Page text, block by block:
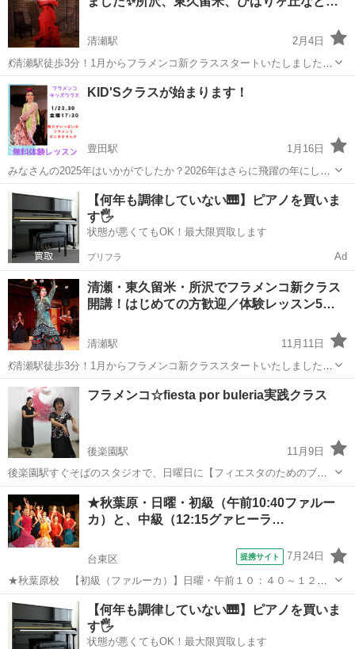
と感じたことのないような体の感覚や世界...
清瀬駅
2月4日
💃清瀬駅徒歩3分！1月からフラメンコ新クラススタートいたしました！
セビジャーナスというスペインの春祭りで踊られる曲を習ってみませ
んか？身体も気分もあたたかくなりますよ。 クラスは始まったばかり
なので少人数制。ゆっくりしっ...
東京 清瀬市 清瀬駅 フラメンコ クラス
KID'Sクラスが始まります！
豊田駅
1月16日
みなさんの2025年はいかがでしたか？2026年はさらに飛躍の年にしま
しょう！！ まずは 魅力たっぷりのフラメンコで、新しい自分を発見す
るのはどうでしょうか？ フラメンコスタジオ エル ソニケテでは2月か
らKID’S...
東京 日野市 豊田駅 フラメンコ 無料
【何年も調律していない🎹】ピアノを買いま
す🖐️
状態が悪くてもOK！最大限買取します
プリフラ Ad
清瀬・東久留米・所沢でフラメンコ新クラス
開講！はじめての方歓迎／体験レッスン5…
清瀬駅
11月11日
💃清瀬駅徒歩3分！1月からフラメンコ新クラススタートいたしました！
セビジャーナスというスペインの春祭りで踊られる曲を習ってみませ
んか？身体も気分もあたたかくなりますよ。 始まったばかりなのでゆ
っくりしっかり自分のペースで...
東京 清瀬市 フラメンコ
フラメンコ☆fiesta por buleria実践クラス
後楽園駅
11月9日
後楽園駅すぐそばのスタジオで、日曜日に【フィエスタのためのブレ
リア フラメンコオープンクラス】をしています。 現在月2回の開催
です。 *オープンクラス=入会不要でスポット参加できるクラス 初回体
験1500円☆彡 体験...
東京 文京区 後楽園駅 フラメンコ
★秋葉原・日曜・初級（午前10:40ファルー
カ）と、中級（12:15グァヒーラ…
台東区 提携サイト 7月24日
★秋葉原校 【初級（ファルーカ）】日曜・午前１０：４０～１２：
１０、 【中級（グァヒーラ）】日曜・１２：１５～１３：４５ 長
く踊っていなかった方で再開の方も☆ 日曜日前後クラスで振替可能 ★
日曜にゆっくり自分の時間をもちた...
東京 台東区 フラメンコ
【何年も調律していない🎹】ピアノを買いま
す🖐️
状態が悪くてもOK！最大限買取します